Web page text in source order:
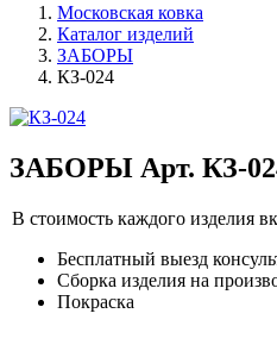
Московская ковка
Каталог изделий
ЗАБОРЫ
КЗ-024
ЗАБОРЫ Арт. КЗ-
В стоимость каждого изделия
Бесплатный выезд
Сборка изделия на
Покраска